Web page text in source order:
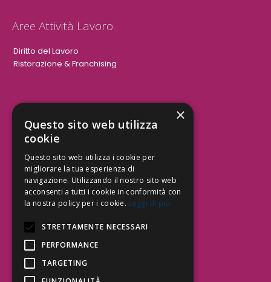
Aree Attività Lavoro
Diritto del Lavoro
Ristorazione & Franchising
Aree Attività Civile
Tutele del Credito
Responsabilità Civile
Contrattualistica
Segui lo Studio EDG sui social.
×
Questo sito web utilizza
cookie
Questo sito web utilizza i cookie per
migliorare la tua esperienza di
navigazione. Utilizzando il nostro sito web
acconsenti a tutti i cookie in conformità con
la nostra policy per i cookie. Leggi di più
STRETTAMENTE NECESSARI
PERFORMANCE
TARGETING